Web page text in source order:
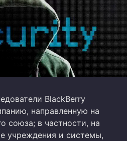
BlackBerry
направленную на
союза; в частности, на
учреждения и системы,